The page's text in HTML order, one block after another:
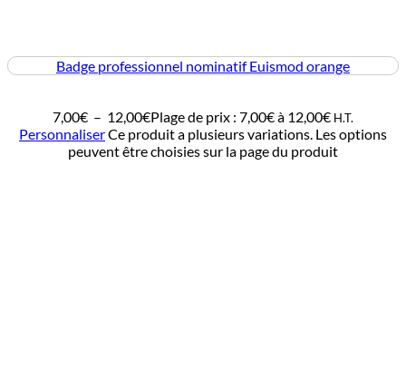
Badge professionnel nominatif Euismod orange
7,00€ – 12,00€Plage de prix : 7,00€ à 12,00€ H.T.
PersonnaliserCe produit a plusieurs variations. Les options
peuvent être choisies sur la page du produit